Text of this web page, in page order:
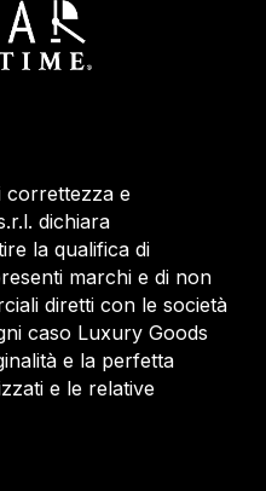
correttezza e
dichiara
la qualifica di
marchi e di non
diretti con le società
caso Luxury Goods
e la perfetta
e le relative